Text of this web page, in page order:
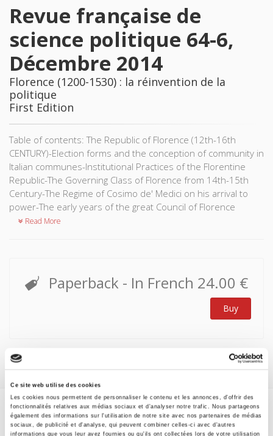
Ce site web utilise des cookies
Les cookies nous permettent de personnaliser le contenu et les annonces, d'offrir des
fonctionnalités relatives aux médias sociaux et d'analyser notre trafic. Nous partageons
également des informations sur l'utilisation de notre site avec nos partenaires de médias
sociaux, de publicité et d'analyse, qui peuvent combiner celles-ci avec d'autres
informations que vous leur avez fournies ou qu'ils ont collectées lors de votre utilisation
Revue française de
science politique 64-6,
Décembre 2014
Florence (1200-1530) : la réinvention de la
politique
First Edition
Table of contents: The Republic of Florence (12th-16th
CENTURY)-Election forms and the conception of community in
Italian communes-Institutional Practices of the Florentine
Republic-The Governing Class of Florence from 14th-15th
Century-The Regime of Cosimo de' Medici on his arrival to
power-The early years of the great Council of Florence
Read More
Paperback - In French 24.00 €
Buy
Specifications